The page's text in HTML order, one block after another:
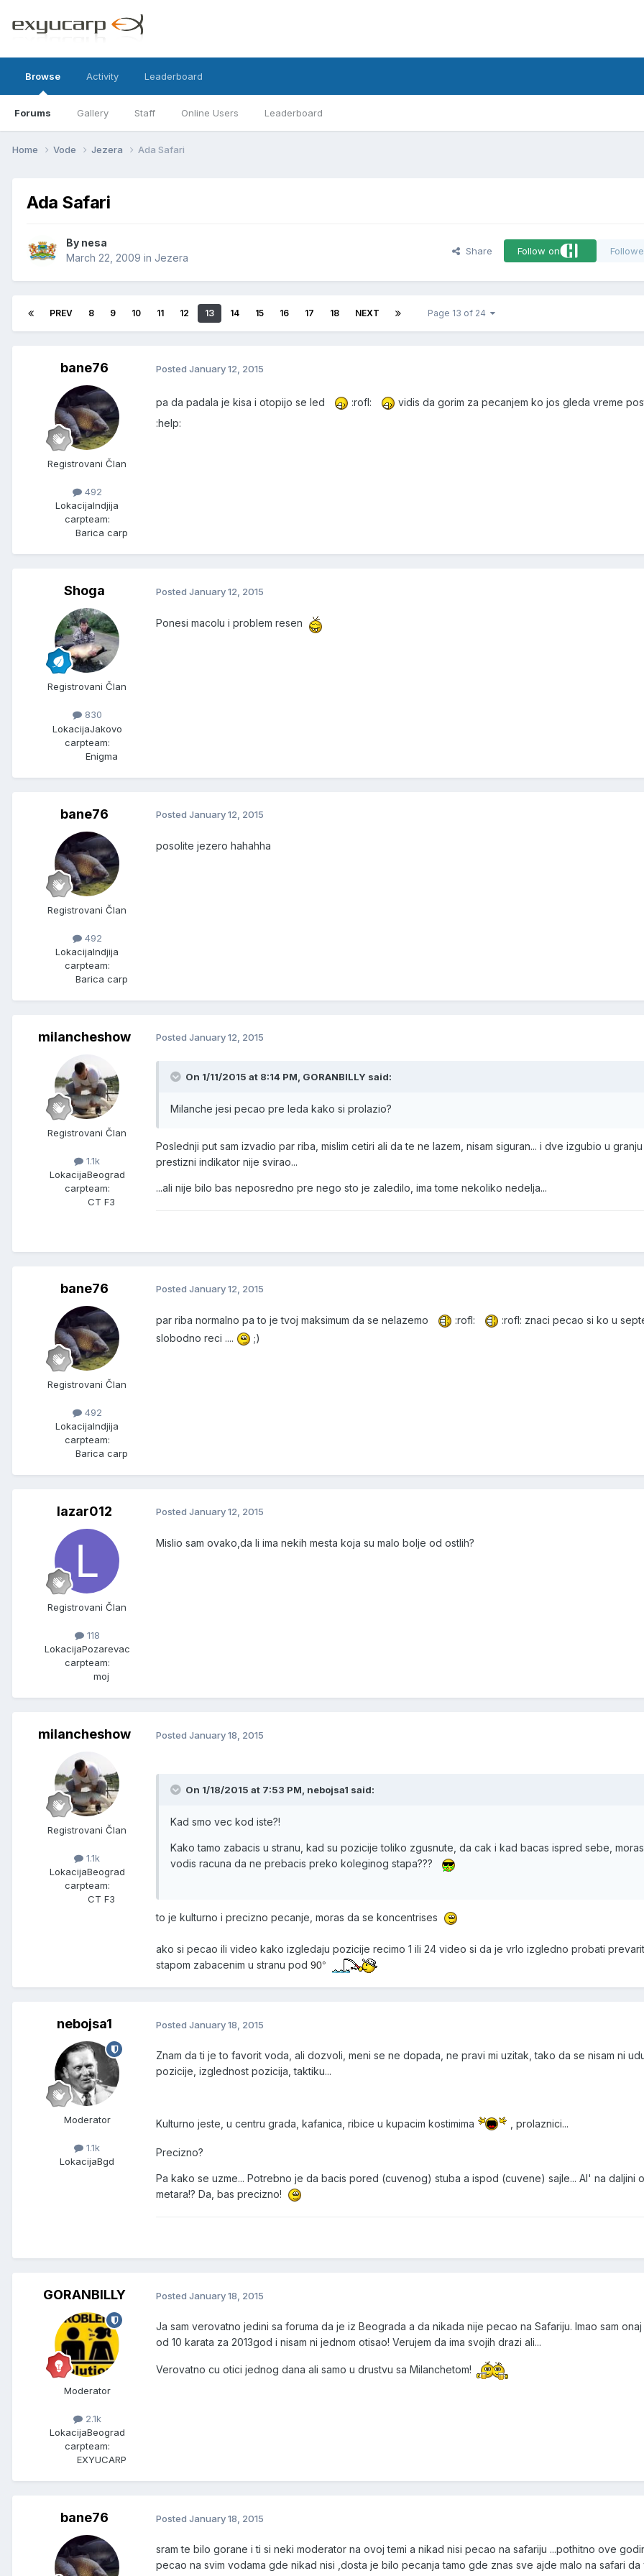
Browse
Forums Gallery Staff Online Users Leaderboard
Activity Leaderboard
Home Vode Jezera Ada Safari
Ada Safari
By nesa
March 22, 2009 in Jezera
Share Follow on
PREV 8 9 10 11 12 13 14 15 16 17 18 NEXT Page 13 of 24
bane76
Registrovani Član
492
LokacijaIndjija
carpteam:
Barica carp
Posted January 12, 2015
pa da padala je kisa i otopijo se led :rofl:
vidis da gorim za pecanjem ko jos gleda vreme
:help:
Shoga
Registrovani Član
830
LokacijaJakovo
carpteam:
Enigma
Posted January 12, 2015
Ponesi macolu i problem resen
bane76
Registrovani Član
492
LokacijaIndjija
carpteam:
Barica carp
Posted January 12, 2015
posolite jezero hahahha
milancheshow
Registrovani Član
1.1k
LokacijaBeograd
carpteam:
CT F3
Posted January 12, 2015
On 1/11/2015 at 8:14 PM, GORANBILLY said:
Milanche jesi pecao pre leda kako si prolazio?
Poslednji put sam izvadio par riba, mislim cetiri ali da te ne lazem, nisam siguran... i dve izgubio u
prestizni indikator nije svirao...
...ali nije bilo bas neposredno pre nego sto je zaledilo, ima tome nekoliko nedelja...
bane76
Registrovani Član
492
LokacijaIndjija
carpteam:
Barica carp
Posted January 12, 2015
par riba normalno pa to je tvoj maksimum da se nelazemo :rofl:
:rofl: znaci pecao si ko u
slobodno reci ....
;)
lazar012
Registrovani Član
118
LokacijaPozarevac
carpteam:
moj
Posted January 12, 2015
Mislio sam ovako,da li ima nekih mesta koja su malo bolje od ostlih?
milancheshow
Registrovani Član
1.1k
LokacijaBeograd
carpteam:
CT F3
Posted January 18, 2015
On 1/18/2015 at 7:53 PM, nebojsa1 said:
Kad smo vec kod iste?!
Kako tamo zabacis u stranu, kad su pozicije toliko zgusnute, da cak i kad bacas ispred sebe,
vodis racuna da ne prebacis preko koleginog stapa???
to je kulturno i precizno pecanje, moras da se koncentrises
ako si pecao ili video kako izgledaju pozicije recimo 1 ili 24 video si da je vrlo izgledno probati
stapom zabacenim u stranu pod 90°
nebojsa1
Moderator
1.1k
LokacijaBgd
Posted January 18, 2015
Znam da ti je to favorit voda, ali dozvoli, meni se ne dopada, ne pravi mi uzitak, tako da se nisam ni
pozicije, izglednost pozicija, taktiku...
Kulturno jeste, u centru grada, kafanica, ribice u kupacim kostimima , prolaznici...
Precizno?
Pa kako se uzme... Potrebno je da bacis pored (cuvenog) stuba a ispod (cuvene) sajle... Al' na daljini
metara!? Da, bas precizno!
GORANBILLY
Moderator
2.1k
LokacijaBeograd
carpteam:
EXYUCARP
Posted January 18, 2015
Ja sam verovatno jedini sa foruma da je iz Beograda a da nikada nije pecao na Safariju. Imao sam
od 10 karata za 2013god i nisam ni jednom otisao! Verujem da ima svojih drazi ali...
Verovatno cu otici jednog dana ali samo u drustvu sa Milanchetom!
bane76 Posted January 18, 2015
sram te bilo gorane i ti si neki moderator na ovoj temi a nikad nisi pecao na safariju ...pothitno ove
pecao na svim vodama gde nikad nisi ,dosta je bilo pecanja tamo gde znas sve ajde malo na safari da